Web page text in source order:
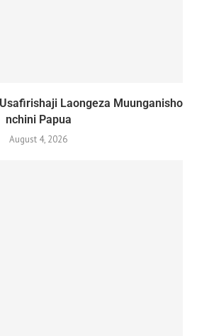
Laongeza Muunganisho
nchini Papua
August 4, 2026